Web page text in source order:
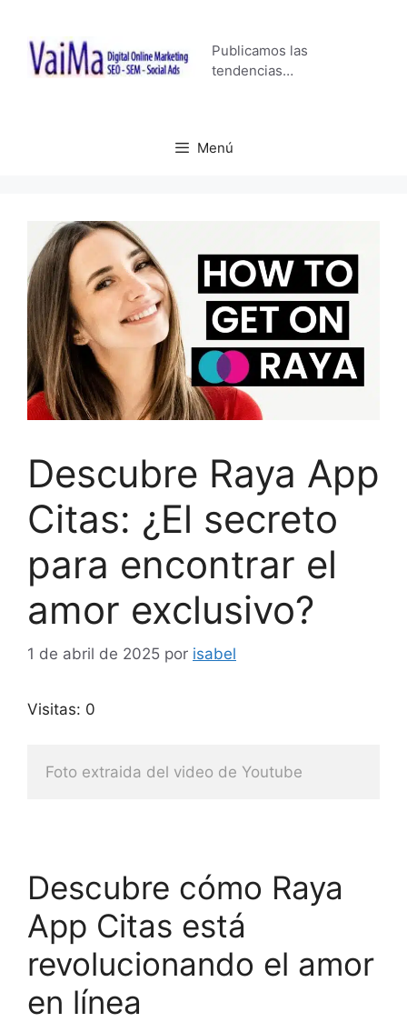
contenido
Publicamos las
tendencias…
Menú
Descubre Raya App
Citas: ¿El secreto
para encontrar el
amor exclusivo?
1 de abril de 2025 por isabel
Visitas: 0
Foto extraida del video de Youtube
Descubre cómo Raya
App Citas está
revolucionando el amor
en línea